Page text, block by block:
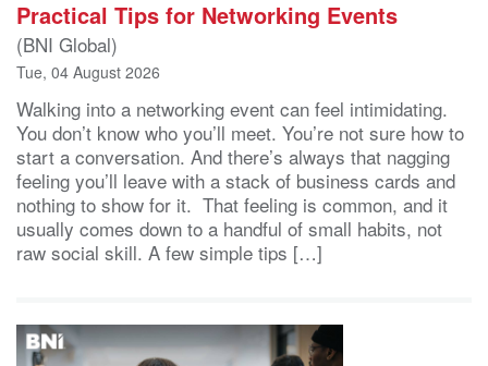
Practical Tips for Networking Events
(BNI Global)
Tue, 04 August 2026
Walking into a networking event can feel intimidating.
You don’t know who you’ll meet. You’re not sure how to
start a conversation. And there’s always that nagging
feeling you’ll leave with a stack of business cards and
nothing to show for it. That feeling is common, and it
usually comes down to a handful of small habits, not
raw social skill. A few simple tips […]